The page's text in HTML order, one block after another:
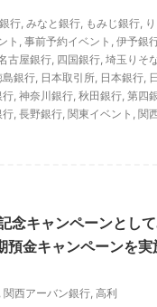
行, みなと銀行, もみじ銀行,
ト , 事前予約イベント , 伊予銀
古屋銀行, 四国銀行, 埼玉りそ
島銀行, 日本取引所, 日本銀行,
行, 神奈川銀行, 秋田銀行, 第四
行, 長野銀行, 関東イベント , 関
念キャンペーンとし
金キャンペーンを実
関西アーバン銀行, 高利